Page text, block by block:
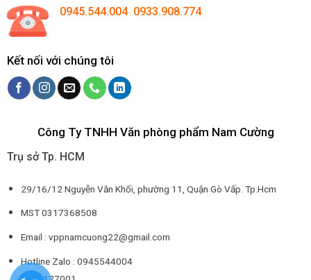
0945.544.004 0933.908.774
Kết nối với chúng tôi
Công Ty TNHH Văn phòng phẩm Nam Cường
Trụ sở Tp. HCM
29/16/12 Nguyễn Văn Khối, phường 11, Quận Gò Vấp. Tp.Hcm
MST 0317368508
Email : vppnamcuong22@gmail.com
Hotline Zalo : 0945544004